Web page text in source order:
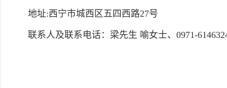
地址:西宁市城西区五四西路27号
联系人及联系电话：梁先生 喻女士、0971-